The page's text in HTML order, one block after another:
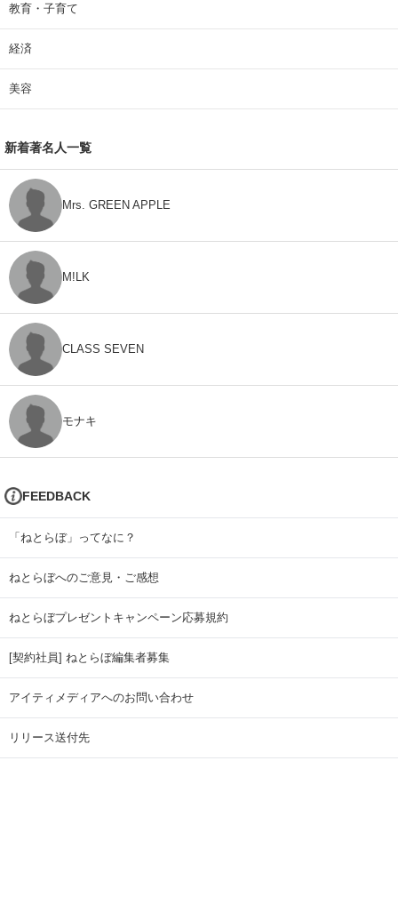
教育・子育て
経済
美容
新着著名人一覧
Mrs. GREEN APPLE
M!LK
CLASS SEVEN
モナキ
FEEDBACK
「ねとらぼ」ってなに？
ねとらぼへのご意見・ご感想
ねとらぼプレゼントキャンペーン応募規約
[契約社員] ねとらぼ編集者募集
アイティメディアへのお問い合わせ
リリース送付先